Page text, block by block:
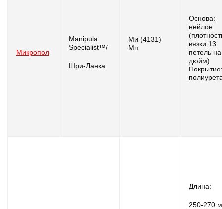
Микропол
Manipula
Specialist™/
Шри-Ланка
Ми (4131)
Мп
Основа:
нейлон
вязки 13
петель на
дюйм)
Покрытие:
Длина:
250-270